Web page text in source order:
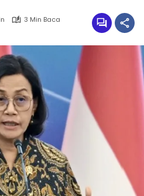
3 Min Baca